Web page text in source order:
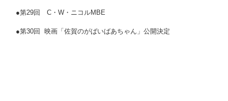
●第29回 C・W・ニコルMBE
●第30回 映画「佐賀のがばいばあちゃん」公開決定